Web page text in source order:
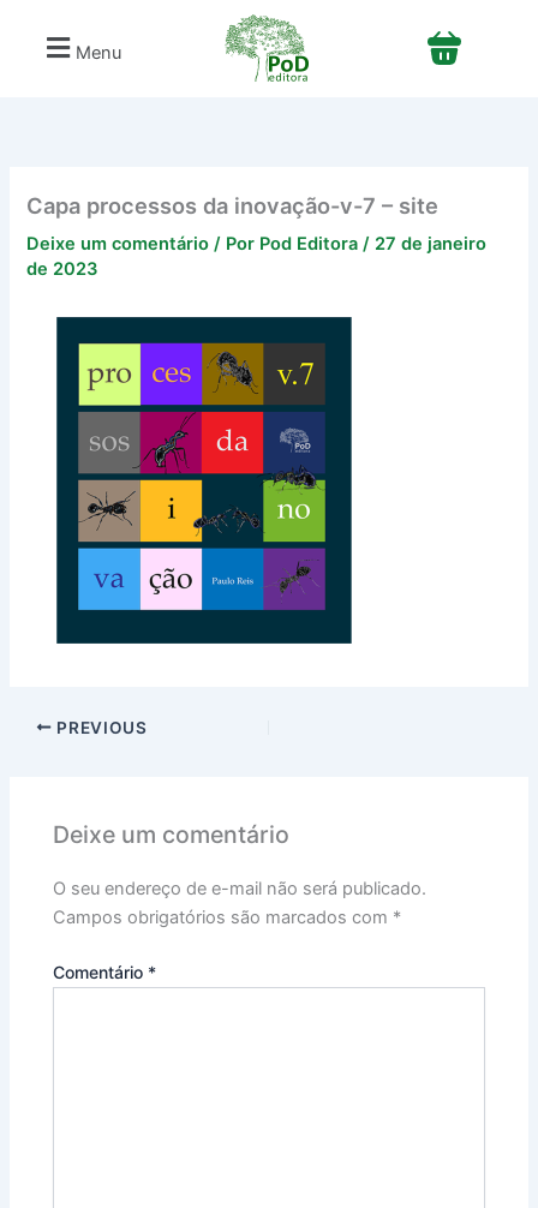
Menu
Capa processos da inovação-v-7 – site
Deixe um comentário / Por Pod Editora/ 27 de janeiro
de 2023
PREVIOUS
Deixe um comentário
O seu endereço de e-mail não será publicado.
Campos obrigatórios são marcados com *
Comentário *